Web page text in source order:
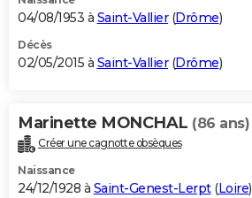
04/08/1953 à Saint-Vallier(Drôme)
Décès
02/05/2015 à Saint-Vallier(Drôme)
Marinette MONCHAL (86 ans)
Créer une cagnotte obsèques
Naissance
24/12/1928 à Saint-Genest-Lerpt(Loire)